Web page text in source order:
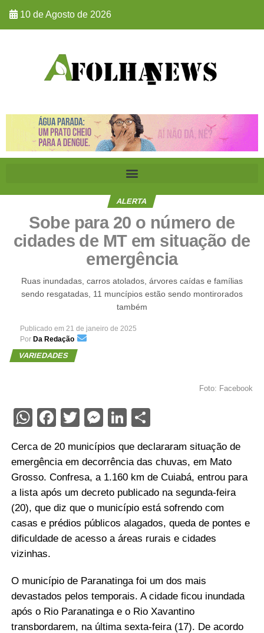
10 de Agosto de 2026
ALERTA
Sobe para 20 o número de
cidades de MT em situação de
emergência
Ruas inundadas, carros atolados, árvores caídas e famílias
sendo resgatadas, 11 muncípios estão sendo montirorados
também
Publicado em 21 de janeiro de 2025
Por Da Redação
VARIEDADES
Foto: Facebook
WhatsApp
Facebook
Twitter
Messenger
LinkedIn
Share
Cerca de 20 municípios que declararam situação de
emergência em decorrência das chuvas, em Mato
Grosso. Confresa, a 1.160 km de Cuiabá, entrou para
a lista após um decreto publicado na segunda-feira
(20), que diz que o município está sofrendo com
casas e prédios públicos alagados, queda de pontes e
dificuldade de acesso a áreas rurais e cidades
vizinhas.
O município de Paranatinga foi um dos mais
devastados pelos temporais. A cidade ficou inundada
após o Rio Paranatinga e o Rio Xavantino
transbordarem, na última sexta-feira (17). De acordo